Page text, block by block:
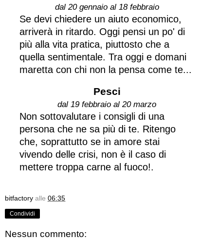
dal 20 gennaio al 18 febbraio
Se devi chiedere un aiuto economico,
arriverà in ritardo. Oggi pensi un po' di
più alla vita pratica, piuttosto che a
quella sentimentale. Tra oggi e domani
maretta con chi non la pensa come te...
Pesci
dal 19 febbraio al 20 marzo
Non sottovalutare i consigli di una
persona che ne sa più di te. Ritengo
che, soprattutto se in amore stai
vivendo delle crisi, non è il caso di
mettere troppa carne al fuoco!.
bitfactory alle 06:35
Condividi
Nessun commento: